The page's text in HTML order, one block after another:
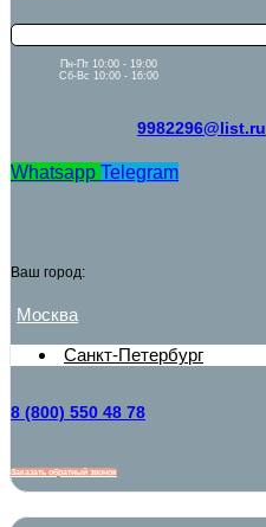
Пн-Пт 10:00 - 19:00
Сб-Вс 10:00 - 16:00
9982296@list.ru
Whatsapp Telegram
Ваш город:
Москва
Санкт-Петербург
8 (800) 550 48 78
Заказать обратный звонок